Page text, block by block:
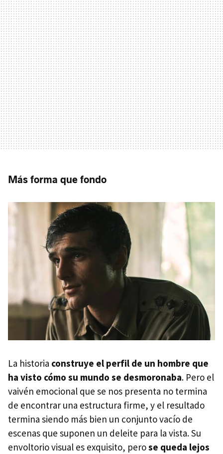
Más forma que fondo
La historia construye el perfil de un hombre que
ha visto cómo su mundo se desmoronaba. Pero el
vaivén emocional que se nos presenta no termina
de encontrar una estructura firme, y el resultado
termina siendo más bien un conjunto vacío de
escenas que suponen un deleite para la vista. Su
envoltorio visual es exquisito, perose queda lejos